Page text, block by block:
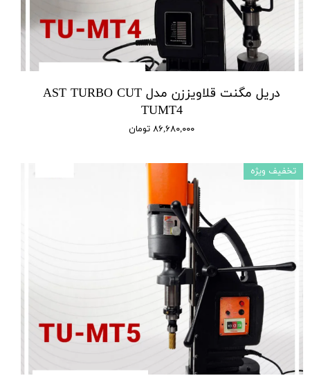
دریل مگنت قلاویززن مدل AST TURBO CUT
TUMT4
۸۶,۶۸۰,۰۰۰ تومان
تخفیف ویژه